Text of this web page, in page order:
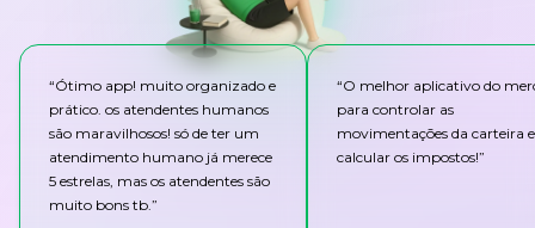
“Ótimo app! muito organizado e
prático. os atendentes humanos
são maravilhosos! só de ter um
atendimento humano já merece
5 estrelas, mas os atendentes são
muito bons tb.”
“O melhor aplicativo do
para controlar as
movimentações da carteira e
calcular os impostos!”